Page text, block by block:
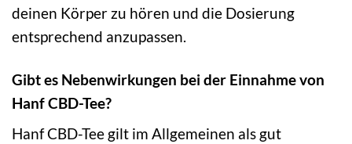
deinen Körper zu hören und die Dosierung
entsprechend anzupassen.
Gibt es Nebenwirkungen bei der Einnahme von
Hanf CBD-Tee?
Hanf CBD-Tee gilt im Allgemeinen als gut